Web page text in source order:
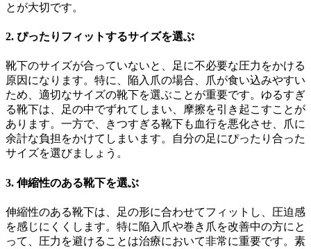
とが大切です。
2. ぴったりフィットするサイズを選ぶ
靴下のサイズが合っていないと、足に不必要な圧力をかける
原因になります。特に、陥入爪の場合、爪が食い込みやすい
ため、適切なサイズの靴下を選ぶことが重要です。ゆるすぎ
る靴下は、足の中でずれてしまい、摩擦を引き起こすことが
あります。一方で、きつすぎる靴下も血行を悪化させ、爪に
余計な負担をかけてしまいます。自分の足にぴったり合った
サイズを選びましょう。
3. 伸縮性のある靴下を選ぶ
伸縮性のある靴下は、足の形に合わせてフィットし、圧迫感
を感じにくくします。特に陥入爪や巻き爪を改善中の方にと
って、圧力を避けることは治療において非常に重要です。素